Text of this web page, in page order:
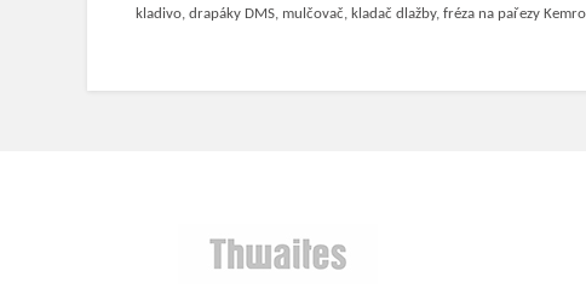
kladivo, drapáky DMS, mulčovač, kladač dlažby, fréza na pařezy